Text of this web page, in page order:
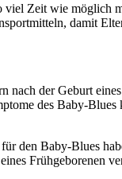
Zeit wie möglich
damit
der Geburt
des Baby-
den Baby-Blues
Frühgeborenen